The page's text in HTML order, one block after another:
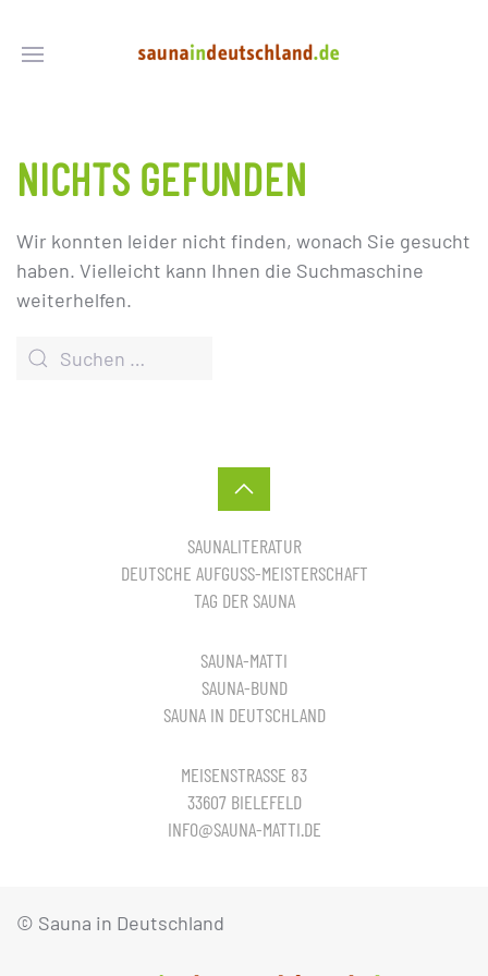
NICHTS GEFUNDEN
Wir konnten leider nicht finden, wonach Sie gesucht
haben. Vielleicht kann Ihnen die Suchmaschine
weiterhelfen.
SAUNALITERATUR
DEUTSCHE AUFGUSS-MEISTERSCHAFT
TAG DER SAUNA
SAUNA-MATTI
SAUNA-BUND
SAUNA IN DEUTSCHLAND
MEISENSTRASSE 83
33607 BIELEFELD
INFO@SAUNA-MATTI.DE
© Sauna in Deutschland